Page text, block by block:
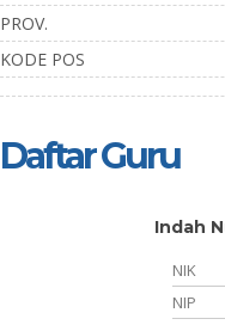
PROV.
KODE POS
Daftar Guru
Indah
NIK
NIP